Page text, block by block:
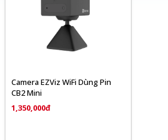
Camera EZViz WiFi Dùng Pin
CB2 Mini
1,350,000đ